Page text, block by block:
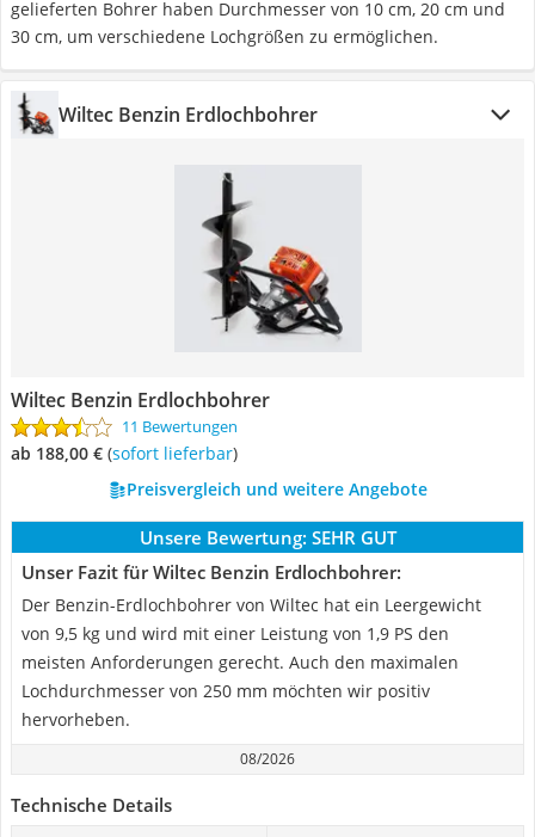
gelieferten Bohrer haben Durchmesser von 10 cm, 20 cm und
30 cm, um verschiedene Lochgrößen zu ermöglichen.
Wiltec Benzin Erdlochbohrer
Wiltec Benzin Erdlochbohrer
11 Bewertungen
ab 188,00 € ( Sofort lieferbar)
Preisvergleich und weitere Angebote
Unsere Bewertung: SEHR GUT
Unser Fazit für Wiltec Benzin Erdlochbohrer:
Der Benzin-Erdlochbohrer von Wiltec hat ein Leergewicht
von 9,5 kg und wird mit einer Leistung von 1,9 PS den
meisten Anforderungen gerecht. Auch den maximalen
Lochdurchmesser von 250 mm möchten wir positiv
hervorheben.
08/2026
Technische Details